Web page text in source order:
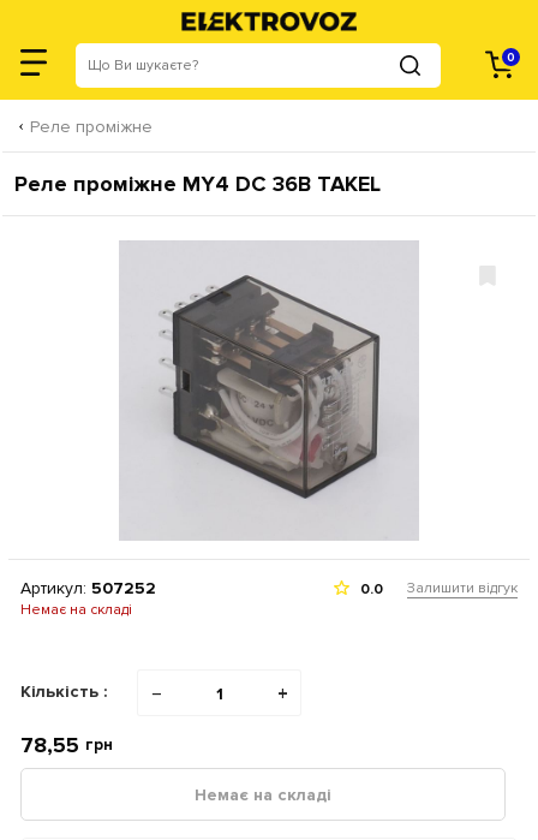
0
Реле проміжне
Реле проміжне МY4 DC 36В TAKEL
Артикул: 507252
Немає на складі
0.0 Залишити відгук
Кількість : − +
78,55 грн
Немає на складі